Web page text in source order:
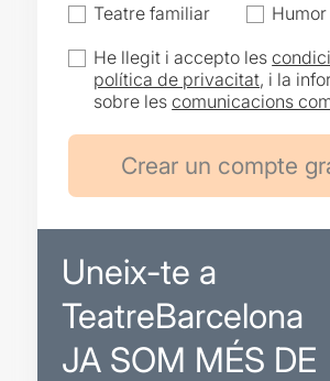
Teatre familiar
Humor
He llegit i accepto les
política de privacitat, i la
sobre lescomunicacions
Uneix-te a
TeatreBarcelona
JA SOM MÉS DE